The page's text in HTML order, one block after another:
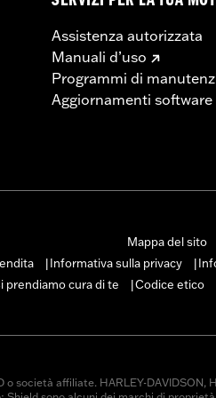
Assistenza autorizzata
Manuali d’uso
Programmi di
Aggiornamenti software
Mappa del sito
Informativa sulla privacy
prendiamo cura di te
Codice etico
società affiliate. HARLEY-DAVIDSON,